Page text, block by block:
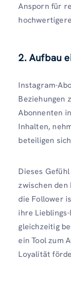
Ansporn für
2. Aufbau
Instagram-
Beziehungen
Abonnenten
Inhalten,
beteiligen
Dieses
zwischen den
die Follower
ihre
gleichzeitig
ein Tool zum
Loyalität